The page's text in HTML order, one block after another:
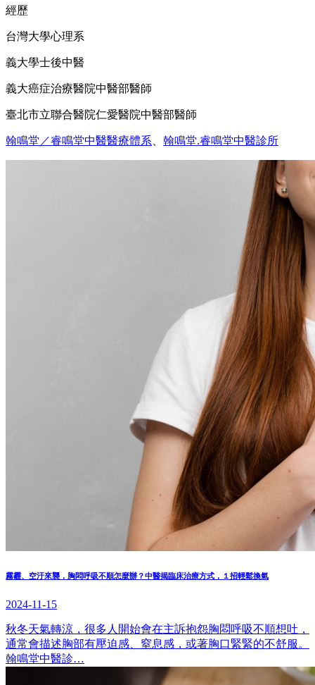
經歷
台灣大學心理系
義大學士後中醫
義大癌症治療醫院中醫部醫師
臺北市立聯合醫院仁愛醫院中醫部醫師
翰鳴堂／睿鳴堂中醫醫療體系 翰鳴堂.睿鳴堂中醫診所
霧霾、空汙來襲，胸悶呼吸不順怎麼辦？中醫揭臨床治療方式，１招輕鬆換氣
2024-11-15
秋冬天氣轉涼，很多人開始會在主訴抱怨胸悶呼吸不順想吐，
通常會描述胸部有壓迫感、窒息感，或著胸口緊緊的不舒服。
翰鳴堂中醫診…